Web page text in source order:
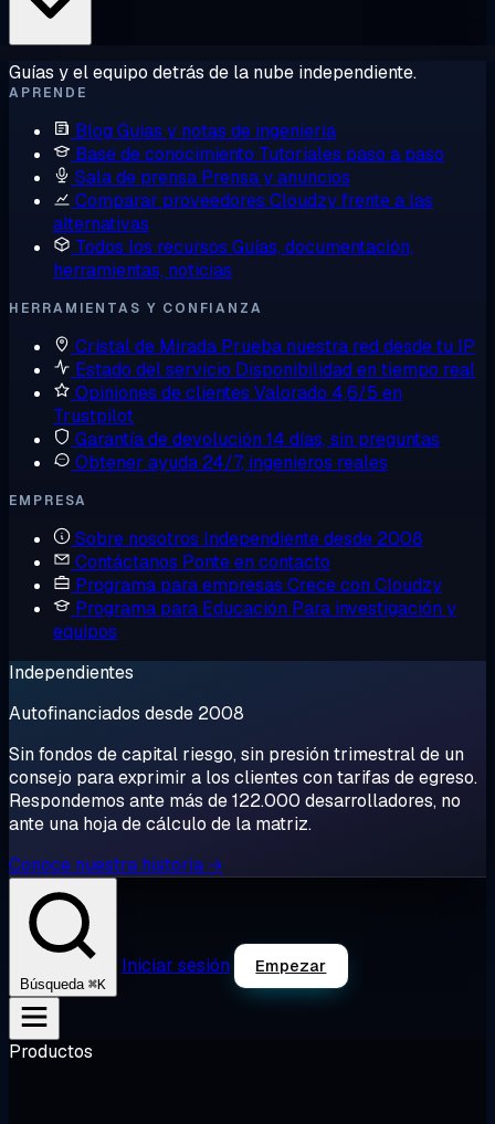
Guías y el equipo detrás de la nube independiente.
APRENDE
Blog Guías y notas de ingeniería
Base de conocimiento Tutoriales paso a paso
Sala de prensa Prensa y anuncios
Comparar proveedores Cloudzy frente a las
alternativas
Todos los recursos Guías, documentación,
herramientas, noticias
HERRAMIENTAS Y CONFIANZA
Cristal de Mirada Prueba nuestra red desde tu IP
Estado del servicio Disponibilidad en tiempo real
Opiniones de clientes Valorado 4,6/5 en
Trustpilot
Garantía de devolución 14 días, sin preguntas
Obtener ayuda 24/7, ingenieros reales
EMPRESA
Sobre nosotros Independiente desde 2008
Contáctanos Ponte en contacto
Programa para empresas Crece con Cloudzy
Programa para Educación Para investigación y
equipos
Independientes
Autofinanciados desde 2008
Sin fondos de capital riesgo, sin presión trimestral de un
consejo para exprimir a los clientes con tarifas de egreso.
Respondemos ante más de 122.000 desarrolladores, no
ante una hoja de cálculo de la matriz.
Conoce nuestra historia →
Búsqueda ⌘K
Iniciar sesión Empezar
Productos